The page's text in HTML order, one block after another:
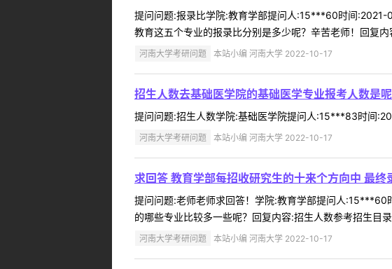
提问问题:报录比学院:教育学部提问人:15***60时间:2021-
教育这五个专业的报录比分别是多少呢？辛苦老师！回复
河南大学考研问题 本站小编 河南大学 2022-10-17
招生人数去基础医学院的基础医学专业报考人数是呢
提问问题:招生人数学院:基础医学院提问人:15***83时间
河南大学考研问题 本站小编 河南大学 2022-10-17
求回答 教育学部每招收研究生的十来个方向中 最终
提问问题:老师老师求回答！学院:教育学部提问人
的哪些专业比较多一些呢？回复内容:招生人数参考招生目
河南大学考研问题 本站小编 河南大学 2022-10-17